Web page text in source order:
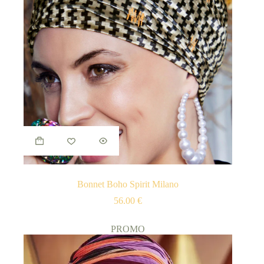
Bonnet Boho Spirit Milano
56.00€
PROMO